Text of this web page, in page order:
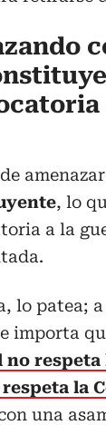
, lo
a la
lo patea;
importa
no respeta
la
una